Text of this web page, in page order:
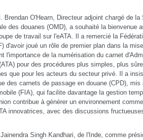
Brendan O'Hearn, Directeur adjoint chargé de
des douanes (OMD), a souhaité la bienvenue
de travail sur l'eATA. Il a remercié la
d'avoir joué un rôle de premier plan dans la
l'importance de la numérisation du carnet
pour des procédures plus simples, plus
que pour les acteurs du secteur privé. Il a
des carnets de passage en douane (CPD), mis
(FIA), qui facilite davantage la gestion
contribue à générer un environnement
innovatrices, avec des discussions
Singh Kandhari, de l'Inde, comme